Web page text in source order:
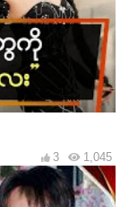
1,045
3